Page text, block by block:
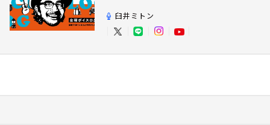
臼井ミトン